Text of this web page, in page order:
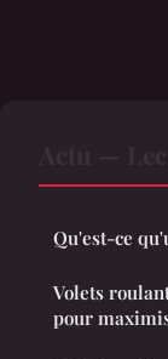
Qu'est-ce
Volets
pour